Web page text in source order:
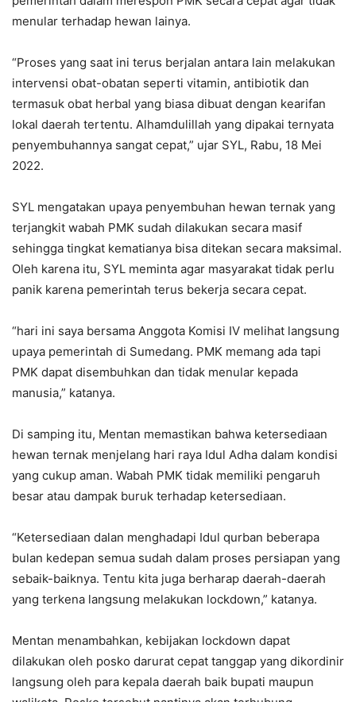
menular terhadap hewan lainya.
“Proses yang saat ini terus berjalan antara lain melakukan
intervensi obat-obatan seperti vitamin, antibiotik dan
termasuk obat herbal yang biasa dibuat dengan kearifan
lokal daerah tertentu. Alhamdulillah yang dipakai ternyata
penyembuhannya sangat cepat,” ujar SYL, Rabu, 18 Mei
2022.
SYL mengatakan upaya penyembuhan hewan ternak yang
terjangkit wabah PMK sudah dilakukan secara masif
sehingga tingkat kematianya bisa ditekan secara maksimal.
Oleh karena itu, SYL meminta agar masyarakat tidak perlu
panik karena pemerintah terus bekerja secara cepat.
“hari ini saya bersama Anggota Komisi IV melihat langsung
upaya pemerintah di Sumedang. PMK memang ada tapi
PMK dapat disembuhkan dan tidak menular kepada
manusia,” katanya.
Di samping itu, Mentan memastikan bahwa ketersediaan
hewan ternak menjelang hari raya Idul Adha dalam kondisi
yang cukup aman. Wabah PMK tidak memiliki pengaruh
besar atau dampak buruk terhadap ketersediaan.
“Ketersediaan dalan menghadapi Idul qurban beberapa
bulan kedepan semua sudah dalam proses persiapan yang
sebaik-baiknya. Tentu kita juga berharap daerah-daerah
yang terkena langsung melakukan lockdown,” katanya.
Mentan menambahkan, kebijakan lockdown dapat
dilakukan oleh posko darurat cepat tanggap yang dikordinir
langsung oleh para kepala daerah baik bupati maupun